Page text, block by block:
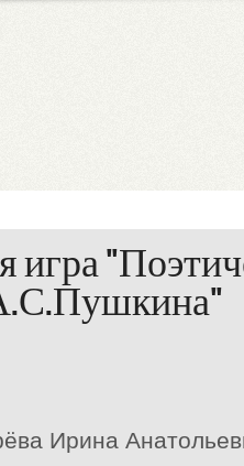
игра
Ирина